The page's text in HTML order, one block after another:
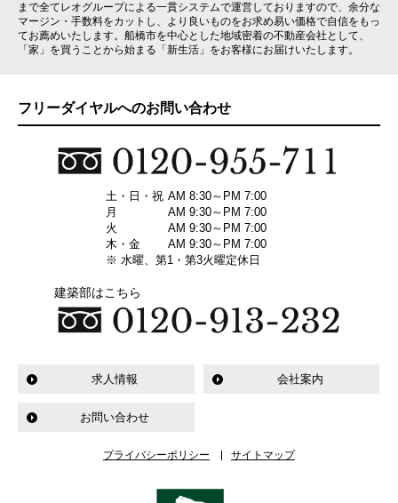
まで全てレオグループによる一貫システムで運営しておりますので、余分な
マージン・手数料をカットし、より良いものをお求め易い価格で自信をもっ
てお薦めいたします。船橋市を中心とした地域密着の不動産会社として、
「家」を買うことから始まる「新生活」をお客様にお届けいたします。
フリーダイヤルへのお問い合わせ
土・日・祝 AM 8:30～PM 7:00
月
AM 9:30～PM 7:00
火
AM 9:30～PM 7:00
木・金
AM 9:30～PM 7:00
※ 水曜、第1・第3火曜定休日
建築部はこちら
求人情報 会社案内
お問い合わせ
プライバシーポリシー サイトマップ